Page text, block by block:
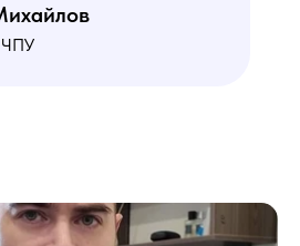
- это как раз то,
Преподаватели
всё пригодилось!
ЧПУ